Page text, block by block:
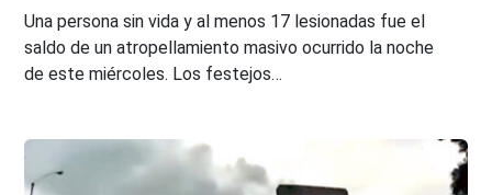
Una persona sin vida y al menos 17 lesionadas fue el
saldo de un atropellamiento masivo ocurrido la noche
de este miércoles. Los festejos…